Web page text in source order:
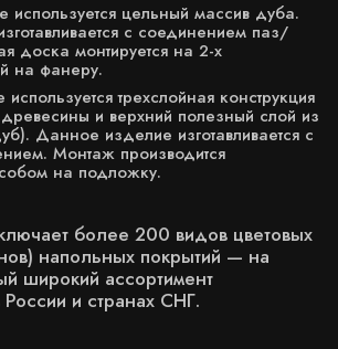
используется цельный массив дуба.
с соединением паз/
доска монтируется на 2-х
на фанеру.
трехслойная конструкция
и верхний полезный слой из
Данное изделие изготавливается с
Монтаж производится
на подложку.
более 200 видов цветовых
напольных покрытий — на
широкий ассортимент
и странах СНГ.